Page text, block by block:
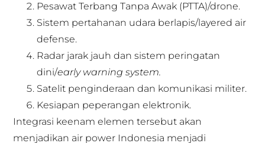
Pesawat Terbang Tanpa Awak (PTTA)/drone.
Sistem pertahanan udara berlapis/layered air
defense.
Radar jarak jauh dan sistem peringatan
dini/early warning system.
Satelit penginderaan dan komunikasi militer.
Kesiapan peperangan elektronik.
Integrasi keenam elemen tersebut akan
menjadikan air power Indonesia menjadi